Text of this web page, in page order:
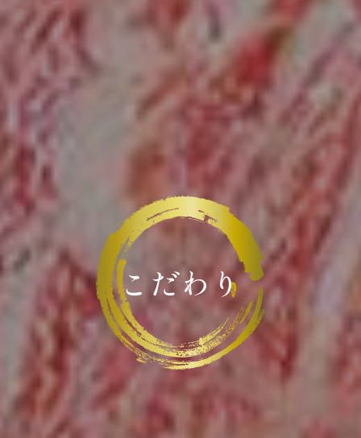
こだわり